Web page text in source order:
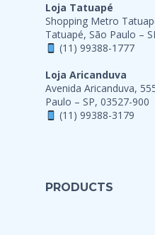
Loja Tatuapé
Shopping Metro
Tatuapé, São Paulo –
(11) 99388-1777
Loja Aricanduva
Avenida Aricanduva,
Paulo – SP, 03527-900
(11) 99388-3179
PRODUCTS